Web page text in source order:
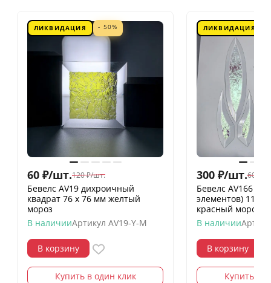
ЛИКВИДАЦИЯ - 50%
60 ₽/шт.120 ₽/шт.
Бевелс AV19 дихроичный
квадрат 76 х 76 мм желтый
мороз
В наличииАртикул AV19-Y-M
В корзину
Купить в один клик
ЛИКВИДАЦИЯ
300 ₽/шт.600
Бевелс AV166
элементов) 112
красный мороз
В наличии
В корзину
Купить в